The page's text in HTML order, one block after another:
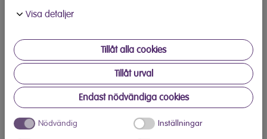
använt deras tjänster.
Visa detaljer
Tillåt alla cookies
Tillåt urval
Endast nödvändiga cookies
Nödvändig Inställningar
Våffeljärn CVJ3175V Elvita